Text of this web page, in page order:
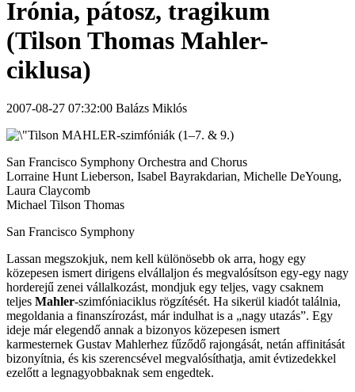
Irónia, pátosz, tragikum
(Tilson Thomas Mahler-
ciklusa)
2007-08-27 07:32:00 Balázs Miklós
MAHLER-szimfóniák (1–7. & 9.)
San Francisco Symphony Orchestra and Chorus
Lorraine Hunt Lieberson, Isabel Bayrakdarian, Michelle DeYoung,
Laura Claycomb
Michael Tilson Thomas
San Francisco Symphony
Lassan megszokjuk, nem kell különösebb ok arra, hogy egy
közepesen ismert dirigens elvállaljon és megvalósítson egy-egy nagy
horderejű zenei vállalkozást, mondjuk egy teljes, vagy csaknem
teljes Mahler-szimfóniaciklus rögzítését. Ha sikerül kiadót találnia,
megoldania a finanszírozást, már indulhat is a „nagy utazás”. Egy
ideje már elegendő annak a bizonyos közepesen ismert
karmesternek Gustav Mahlerhez fűződő rajongását, netán affinitását
bizonyítnia, és kis szerencsével megvalósíthatja, amit évtizedekkel
ezelőtt a legnagyobbaknak sem engedtek.